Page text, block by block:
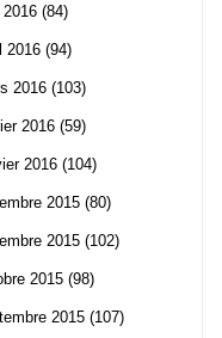
(84)
2016 (94)
2016 (103)
2016 (59)
2016 (104)
2015 (80)
2015 (102)
2015 (98)
2015 (107)